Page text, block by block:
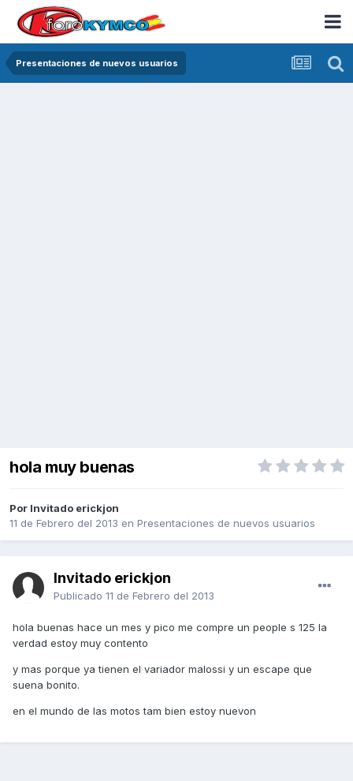
Presentaciones de nuevos usuarios
hola muy buenas
Por Invitado erickjon
11 de Febrero del 2013 en Presentaciones de nuevos usuarios
Invitado erickjon
Publicado 11 de Febrero del 2013
hola buenas hace un mes y pico me compre un people s 125 la
verdad estoy muy contento
y mas porque ya tienen el variador malossi y un escape que
suena bonito.
en el mundo de las motos tam bien estoy nuevon